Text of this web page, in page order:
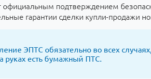
официальным подтверждением
гарантии сделки купли-продажи
ЭПТС обязательно во всех
руках есть бумажный ПТС.